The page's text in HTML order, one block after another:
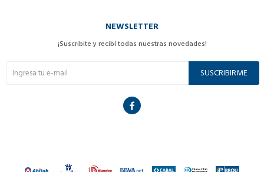
NEWSLETTER
¡Suscribite y recibí todas nuestras novedades!
SUSCRIBIRME
